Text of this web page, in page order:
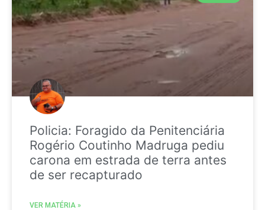
Policia: Foragido da Penitenciária
Rogério Coutinho Madruga pediu
carona em estrada de terra antes
de ser recapturado
VER MATÉRIA »